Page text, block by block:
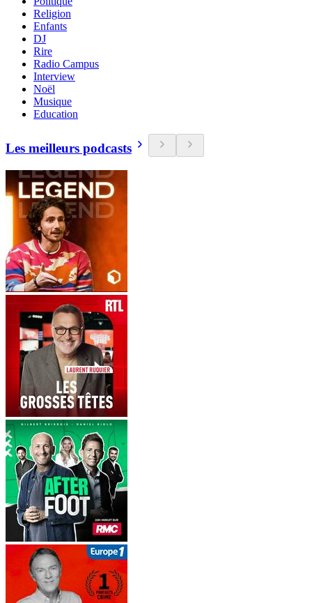
Religion
Enfants
DJ
Rire
Radio Campus
Interview
Noël
Musique
Education
Les meilleurs podcasts